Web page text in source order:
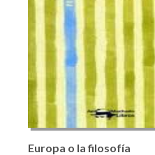
Europa o la filosofía